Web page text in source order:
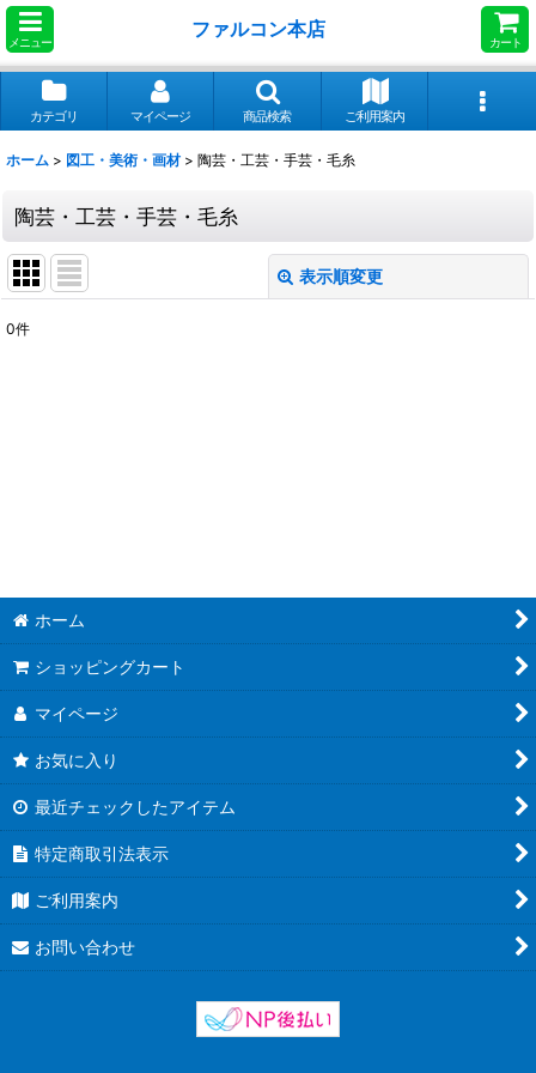
メニュー
ファルコン本店
カート
カテゴリ マイページ 商品検索 ご利用案内
ホーム > 図工・美術・画材 > 陶芸・工芸・手芸・毛糸
陶芸・工芸・手芸・毛糸
表示順変更
0件
ホーム
ショッピングカート
マイページ
お気に入り
最近チェックしたアイテム
特定商取引法表示
ご利用案内
お問い合わせ